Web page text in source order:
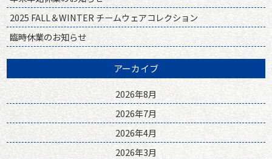
2025 FALL＆WINTER チームウェアコレクション
臨時休業のお知らせ
アーカイブ
2026年8月
2026年7月
2026年4月
2026年3月